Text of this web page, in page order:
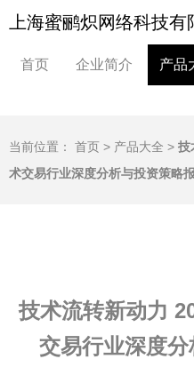
上海蜜鹂炽网络科技有
首页 企业简介 产品
当前位置： 首页 > 产品大全 > 技
术交易行业深度分析与投资策略
技术流转新动力
交易行业深度